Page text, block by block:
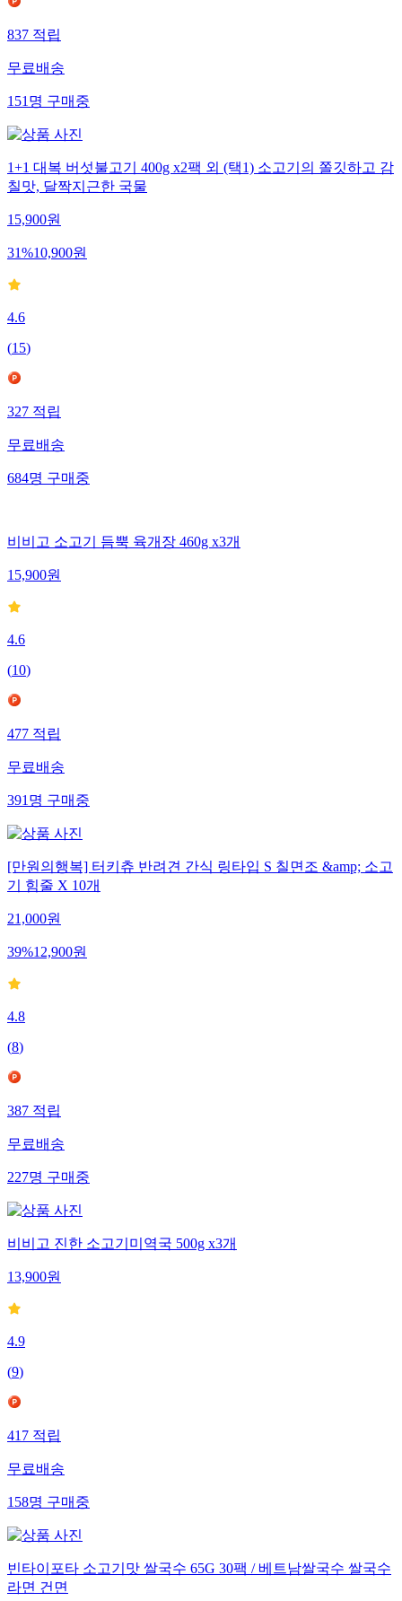
837적립
무료배송
151명구매중
1+1 대복 버섯불고기 400g x2팩 외 (택1) 소고기의 쫄깃하고 감
칠맛, 달짝지근한 국물
15,900원
31%10,900원
4.6
(15)
327적립
무료배송
684명구매중
비비고 소고기 듬뿍 육개장 460g x3개
15,900원
4.6
(10)
477적립
무료배송
391명구매중
[만원의행복] 터키츄 반려견 간식 링타입 S 칠면조 &amp; 소고
기 힘줄 X 10개
21,000원
39%12,900원
4.8
(8)
387적립
무료배송
227명구매중
비비고 진한 소고기미역국 500g x3개
13,900원
4.9
(9)
417적립
무료배송
158명구매중
빈타이포타 소고기맛 쌀국수 65G 30팩 / 베트남쌀국수 쌀국수
라면 건면